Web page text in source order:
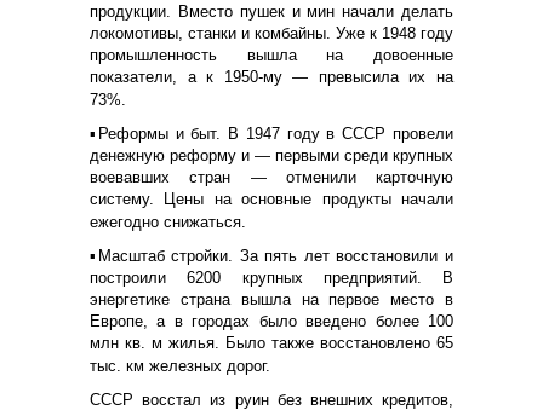
продукции. Вместо пушек и мин начали делать
локомотивы, станки и комбайны. Уже к 1948 году
промышленность вышла на довоенные
показатели, а к 1950-му — превысила их на
73%.
▪️Реформы и быт. В 1947 году в СССР провели
денежную реформу и — первыми среди крупных
воевавших стран — отменили карточную
систему. Цены на основные продукты начали
ежегодно снижаться.
▪️Масштаб стройки. За пять лет восстановили и
построили 6200 крупных предприятий. В
энергетике страна вышла на первое место в
Европе, а в городах было введено более 100
млн кв. м жилья. Было также восстановлено 65
тыс. км железных дорог.
СССР восстал из руин без внешних кредитов,